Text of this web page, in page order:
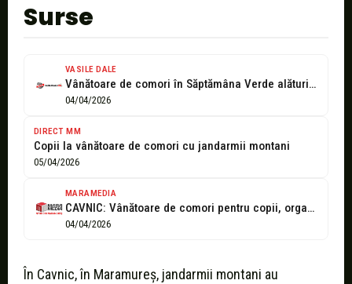
Surse
VASILE DALE
Vânătoare de comori în Săptămâna Verde alături de jandarmii montani din Cavnic
04/04/2026
DIRECT MM
Copii la vânătoare de comori cu jandarmii montani
05/04/2026
MARAMEDIA
CAVNIC: Vânătoare de comori pentru copii, organizată de jandarmii montani
04/04/2026
În Cavnic, în Maramureș, jandarmii montani au